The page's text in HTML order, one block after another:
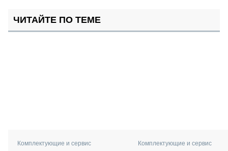
ЧИТАЙТЕ ПО ТЕМЕ
Комплектующие и сервис Комплектующие и сервис